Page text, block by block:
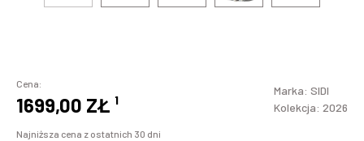
Cena:
1699,00 ZŁ ¹
Najniższa cena z ostatnich 30 dni
Marka: SIDI
Kolekcja: 2026